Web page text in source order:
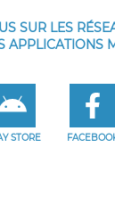
SUR LES
APPLICATIONS
STORE